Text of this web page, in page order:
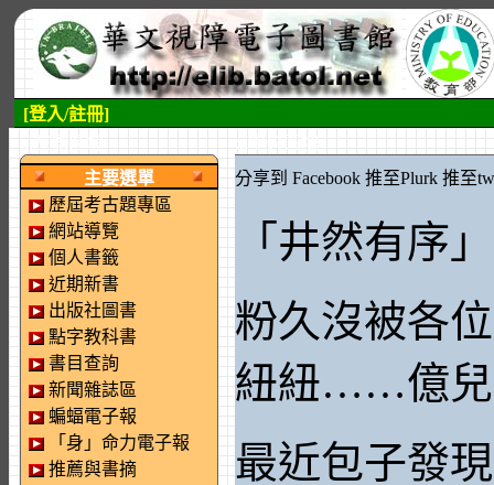
[登入/註冊]
主要選單
歷屆考古題專區
網站導覽
個人書籤
近期新書
出版社圖書
點字教科書
書目查詢
新聞雜誌區
蝙蝠電子報
「身」命力電子報
推薦與書摘
分享到 Facebook 推至Plurk 推至
「井然有序
粉久沒被各
紐紐……億兒
最近包子發